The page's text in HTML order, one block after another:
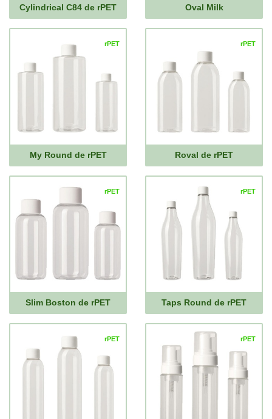
Cylindrical C84 de rPET Oval Milk
rPET
My Round de rPET
rPET
Roval de rPET
rPET
Slim Boston de rPET
rPET
Taps Round de rPET
rPET rPET